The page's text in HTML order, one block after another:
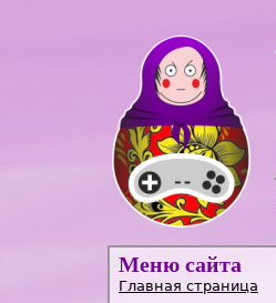
Меню сайта
Главная страница